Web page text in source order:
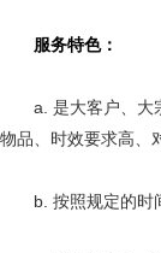
服务特色：
a. 是大客户、大宗
物品、时效要求高、
b. 按照规定的时间